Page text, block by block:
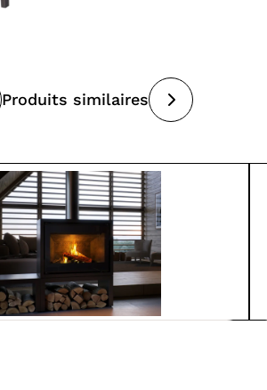
Produits similaires